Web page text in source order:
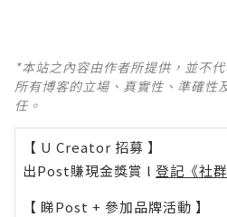
*本站之內容由作者所提供，並不
所有博客的立場、真實性、準確性
任。
【 U Creator 招募 】
出Post賺現金獎賞 l 登記《社
【 睇Post + 參加品牌活動 】